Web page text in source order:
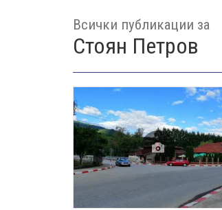
Всички публикации за
Стоян Петров